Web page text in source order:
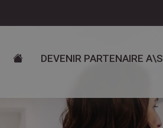
DEVENIR PARTENAIRE A\S